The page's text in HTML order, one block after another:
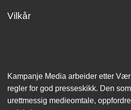
Vilkår
Kampanje Media arbeider etter
regler for god presseskikk. Den
urettmessig medie­omtale,